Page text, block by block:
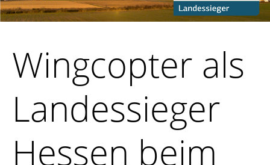
Wingcopter als
Landessieger
Hessen beim